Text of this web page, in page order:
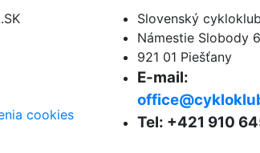
cookies
Slovenský cykloklub
Námestie Slobody 6
921 01 Piešťany
E-mail:
Tel: +421 910